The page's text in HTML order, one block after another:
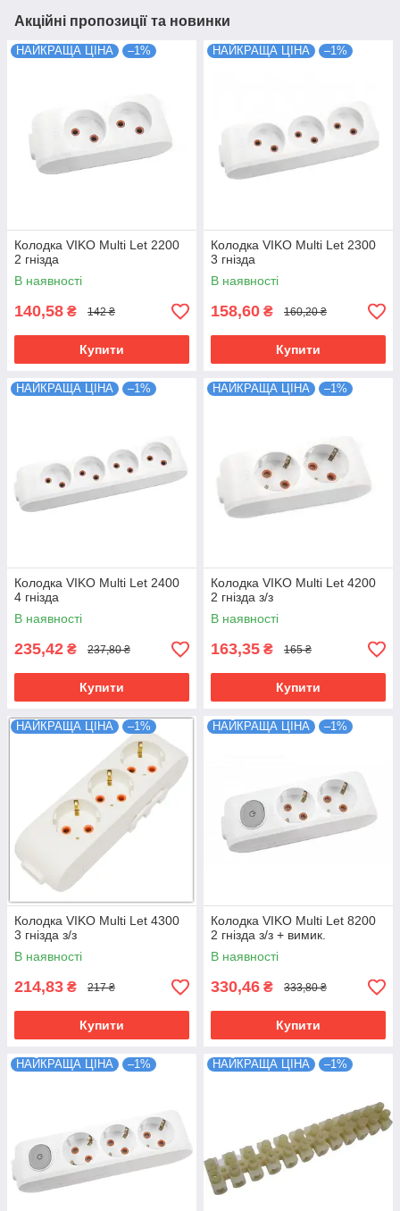
Акційні пропозиції та новинки
НАЙКРАЩА ЦІНА –1%
Колодка VIKO Multi Let 2200
2 гнізда
В наявності
140,58 ₴ 142 ₴
Купити
НАЙКРАЩА ЦІНА –1%
Колодка VIKO Multi Let 2300
3 гнізда
В наявності
158,60 ₴ 160,20 ₴
Купити
НАЙКРАЩА ЦІНА –1%
Колодка VIKO Multi Let 2400
4 гнізда
В наявності
235,42 ₴ 237,80 ₴
Купити
НАЙКРАЩА ЦІНА –1%
Колодка VIKO Multi Let 4200
2 гнізда з/з
В наявності
163,35 ₴ 165 ₴
Купити
НАЙКРАЩА ЦІНА –1%
Колодка VIKO Multi Let 4300
3 гнізда з/з
В наявності
214,83 ₴ 217 ₴
Купити
НАЙКРАЩА ЦІНА –1%
Колодка VIKO Multi Let 8200
2 гнізда з/з + вимик.
В наявності
330,46 ₴ 333,80 ₴
Купити
НАЙКРАЩА ЦІНА –1% НАЙКРАЩА ЦІНА –1%